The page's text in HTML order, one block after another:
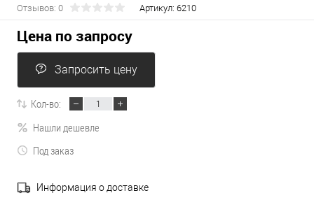
Отзывов: 0 Артикул: 6210
Цена по запросу
Запросить цену
Кол-во:
Нашли дешевле
Под заказ
Информация о доставке